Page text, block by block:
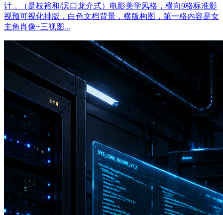
计，（是枝裕和/滨口龙介式）电影美学风格，横向9格标准影
视预可视化排版，白色文档背景，横版构图，第一格内容是女
主角肖像+三视图...